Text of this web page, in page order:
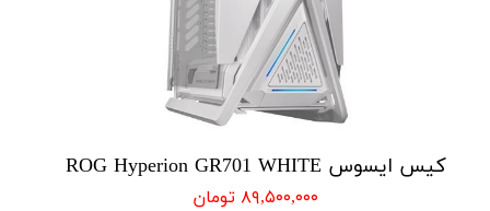
کیس ایسوس ROG Hyperion GR701 WHITE
۸۹,۵۰۰,۰۰۰ تومان